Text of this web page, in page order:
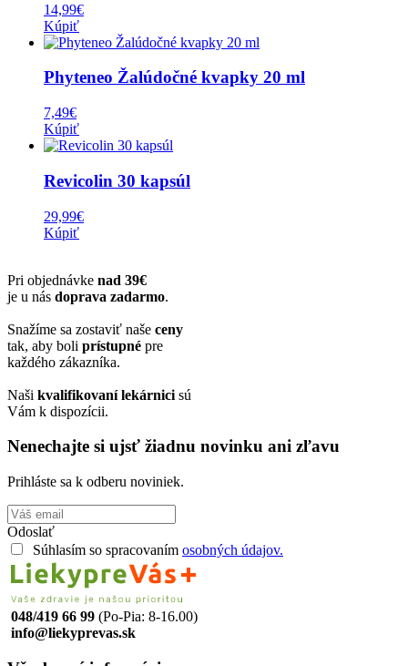
14,99€
Kúpiť
Phyteneo Žalúdočné kvapky 20 ml
7,49€
Kúpiť
Revicolin 30 kapsúl
29,99€
Kúpiť
Pri objednávke nad 39€
je u nás doprava zadarmo.
Snažíme sa zostaviť naše ceny
tak, aby boli prístupné pre
každého zákazníka.
Naši kvalifikovaní lekárnici sú
Vám k dispozícii.
Nenechajte si ujsť žiadnu novinku ani zľavu
Prihláste sa k odberu noviniek.
Odoslať
Súhlasím so spracovaním osobných údajov.
048/419 66 99 (Po-Pia: 8-16.00)
info@liekyprevas.sk